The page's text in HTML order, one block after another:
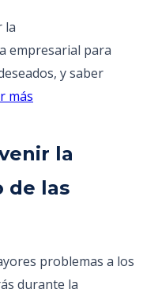
la
empresarial para
y saber
más
la
de las
problemas a los
durante la